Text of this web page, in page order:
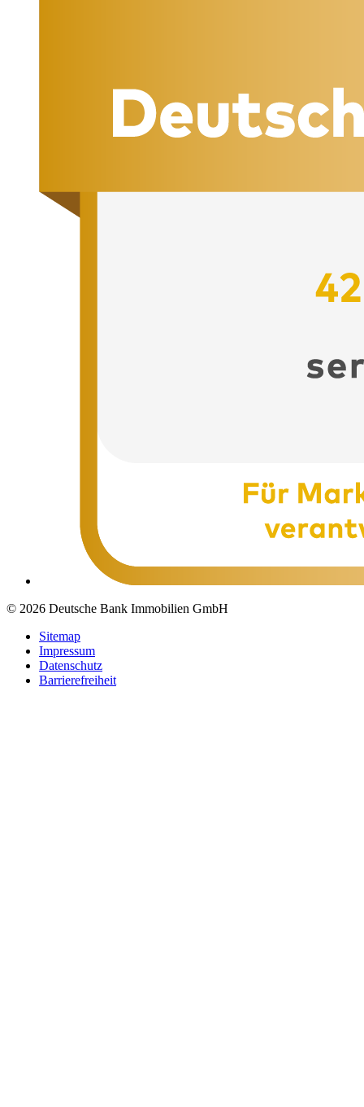
© 2026 Deutsche Bank Immobilien GmbH
Sitemap
Impressum
Datenschutz
Barrierefreiheit